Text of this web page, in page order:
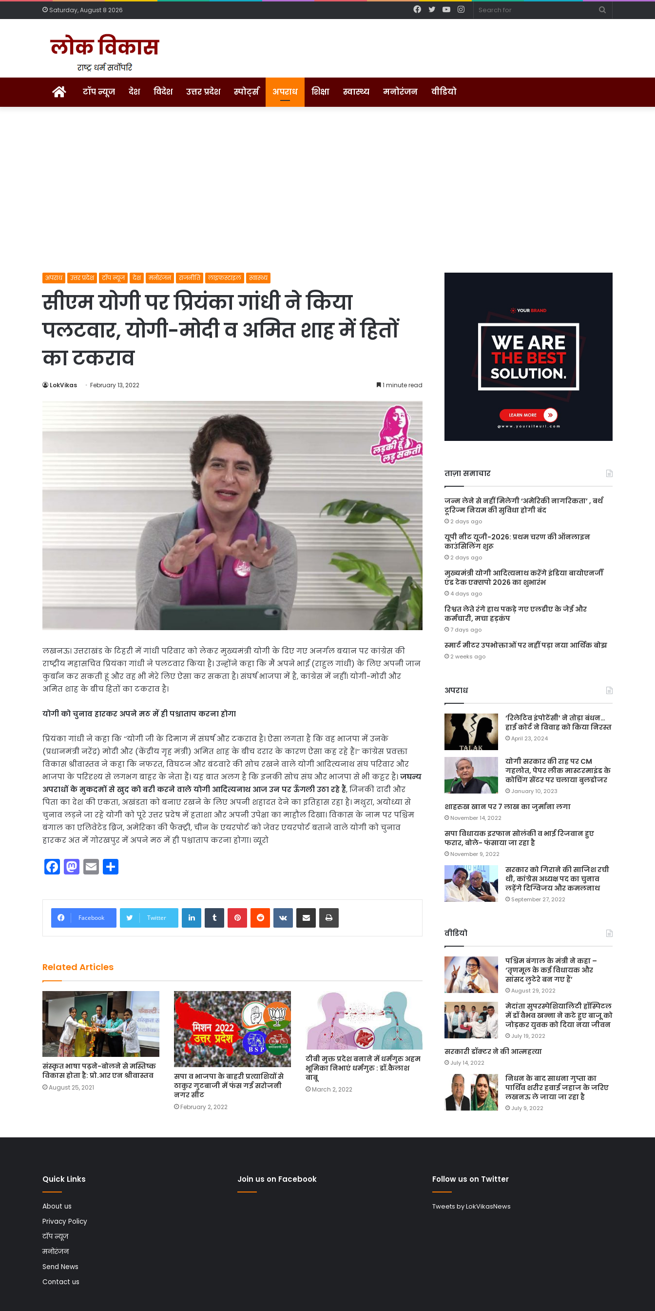
Saturday, August 8 2026 Instagram
YouTube
Twitter
Facebook
Homeटॉप न्यूज देश विदेश उत्तर प्रदेश स्पोर्ट्स अपराध शिक्षा स्वास्थ्य मनोरंजन वीडियो
अपराध उत्तर प्रदेश टॉप न्यूज देश मनोरंजन राजनीति लाइफस्टाइल स्वास्थ्य
सीएम योगी पर प्रियंका गांधी ने किया
पलटवार, योगी-मोदी व अमित शाह में हितों
का टकराव
LokVikas February 13, 2022 1 minute read
लखनऊ। उत्तराखंड के टिहरी में गांधी परिवार को लेकर मुख्यमंत्री योगी के दिए गए अनर्गल बयान पर कांग्रेस की
राष्ट्रीय महासचिव प्रियंका गांधी ने पलटवार किया है। उन्होंने कहा कि मैं अपने भाई (राहुल गांधी) के लिए अपनी जान
कुर्बान कर सकती हूं और वह भी मेरे लिए ऐसा कर सकता है। संघर्ष भाजपा में है, कांग्रेस में नहीं। योगी-मोदी और
अमित शाह के बीच हितों का टकराव है।
योगी को चुनाव हारकर अपने मठ में ही पश्चाताप करना होगा
प्रियंका गांधी ने कहा कि ‘‘योगी जी के दिमाग में संघर्ष और टकराव है। ऐसा लगता है कि वह भाजपा में उनके
(प्रधानमंत्री नरेंद्र) मोदी और (केंद्रीय गृह मंत्री) अमित शाह के बीच दरार के कारण ऐसा कह रहे हैं।’’ कांग्रेस प्रवक्ता
विकास श्रीवास्तव ने कहा कि नफरत, विघटन और बंटवारे की सोच रखने वाले योगी आदित्यनाथ संघ परिवार और
भाजपा के परिदृश्य से लगभग बाहर के नेता हैं। यह बात अलग है कि इनकी सोच संघ और भाजपा से भी कट्टर है।जघन्य
अपराधों के मुकदमों से खुद को बरी करने वाले योगी आदित्यनाथ आज उन पर ऊँगली उठा रहे हैं, जिनकी दादी और
पिता का देश की एकता, अखंडता को बनाए रखने के लिए अपनी शहादत देने का इतिहास रहा है। मथुरा, अयोध्या से
चुनाव लड़ने जा रहे योगी को पूरे उत्तर प्रदेष में हताशा और अपनी उपेक्षा का माहौल दिखा। विकास के नाम पर पश्चिम
बंगाल का एलिवेटेड ब्रिज, अमेरिका की फैक्ट्री, चीन के एयरपोर्ट को जेवर एयरपोर्ट बताने वाले योगी को चुनाव
हारकर अंत में गोरखपुर में अपने मठ में ही पश्चाताप करना होगा। व्यूरो
F
a
c
e
b
o
k
M
a
st
o
d
n
E
m
ai
l
ar
e
Facebook Twitter
LinkedInTumblrPinterestReddit VKontakte
Share via Email Print
Related Articles
संस्कृत भाषा पढ़ने-बोलने से मस्तिष्क
विकास होता है: प्रो.आर एन श्रीवास्तव
August 25, 2021
सपा व भाजपा के बाहरी प्रत्याशियों से
ठाकुर गुटबाजी में फंस गई सरोजनी
नगर सीट
February 2, 2022
टीबी मुक्त प्रदेश बनाने में धर्मगुरु अहम
भूमिका निभाएं धर्मगुरु : डॉ.कैलाश
बाबू
March 2, 2022
ताज़ा समाचार
जन्म लेने से नहीं मिलेगी ‘अमेरिकी नागरिकता’ , बर्थ
टूरिज्म नियम की सुविधा होगी बंद
2 days ago
यूपी नीट यूजी-2026: प्रथम चरण की ऑनलाइन
काउंसिलिंग शुरू
2 days ago
मुख्यमंत्री योगी आदित्यनाथ करेंगे इंडिया बायोएनर्जी
एंड टेक एक्सपो 2026 का शुभारंभ
4 days ago
रिश्वत लेते रंगे हाथ पकड़े गए एलडीए के जेई और
कर्मचारी, मचा हड़कंप
7 days ago
स्मार्ट मीटर उपभोक्ताओं पर नहीं पड़ा नया आर्थिक बोझ
2 weeks ago
अपराध
‘रिलेटिव इंपोटेंसी’ ने तोड़ा बंधन…
हाई कोर्ट ने विवाह को किया निरस्त
April 23, 2024
योगी सरकार की राह पर CM
गहलोत, पेपर लीक मास्टरमाइंड के
कोचिंग सेंटर पर चलाया बुलडोजर
January 10, 2023
शाहरुख खान पर 7 लाख का जुर्माना लगा
November 14, 2022
सपा विधायक इरफान सोलंकी व भाई रिजवान हुए
फरार, बोले- फंसाया जा रहा है
November 9, 2022
सरकार को गिराने की साजिश रची
थी, कांग्रेस अध्यक्ष पद का चुनाव
लड़ेंगे दिग्विजय और कमलनाथ
September 27, 2022
वीडियो
पश्चिम बंगाल के मंत्री ने कहा –
‘तृणमूल के कई विधायक और
सांसद लुटेरे बन गए हैं’
August 29, 2022
मेदांता सुपरस्पेशियालिटी हॉस्पिटल
में डॉ वैभव खन्ना ने कटे हुए बाजू को
जोड़कर युवक को दिया नया जीवन
July 19, 2022
सरकारी डॉक्टर ने की आत्महत्या
July 14, 2022
निधन के बाद साधना गुप्ता का
पार्थिव शरीर हवाई जहाज के जरिए
लखनऊ ले जाया जा रहा है
July 9, 2022
Quick Links
About us
Privacy Policy
टॉप न्यूज
मनोरंजन
Send News
Contact us
Join us on Facebook Follow us on Twitter
Tweets by LokVikasNews